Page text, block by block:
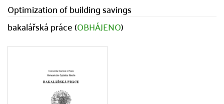
Optimization of building savings
bakalářská práce (OBHÁJENO)